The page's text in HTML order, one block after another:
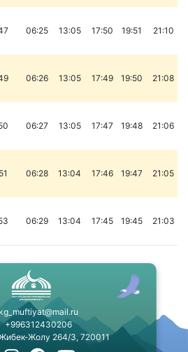
06:25 13:05 17:50 19:51 21:10
06:26 13:05 17:49 19:50 21:08
06:27 13:05 17:47 19:48 21:06
06:28 13:04 17:46 19:47 21:05
06:29 13:04 17:45 19:45 21:03
kg_muftiyat@mail.ru
+996312430206
Жолу 264/3, 720011